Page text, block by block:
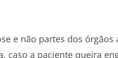
e não partes dos órgãos
caso a paciente queira